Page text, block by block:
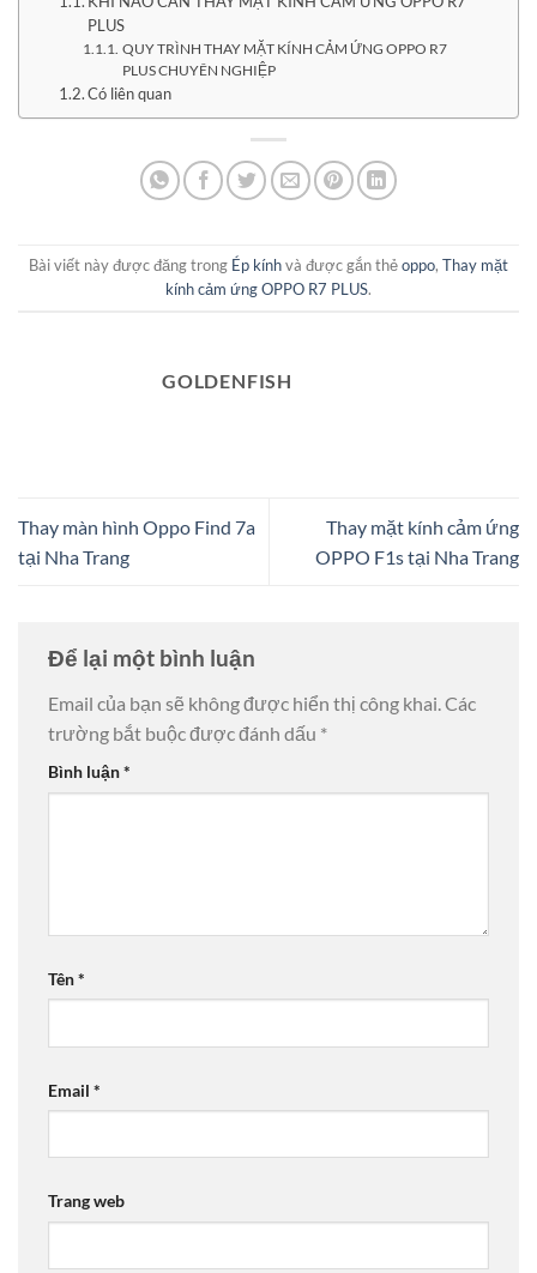
PLUS
QUY TRÌNH THAY MẶT KÍNH CẢM ỨNG OPPO R7
PLUS CHUYÊN NGHIỆP
Có liên quan
Bài viết này được đăng trong Ép kínhvà được gắn thẻoppo, Thay mặt
kính cảm ứng OPPO R7 PLUS.
GOLDENFISH
Thay màn hình Oppo Find 7a
tại Nha Trang
Thay mặt kính cảm ứng
OPPO F1s tại Nha Trang
Để lại một bình luận
Email của bạn sẽ không được hiển thị công khai.Các
trường bắt buộc được đánh dấu *
Bình luận*
Tên*
Email *
Trang web